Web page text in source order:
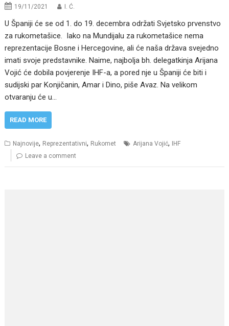
19/11/2021 I. Ć.
U Španiji će se od 1. do 19. decembra održati Svjetsko prvenstvo
za rukometašice. Iako na Mundijalu za rukometašice nema
reprezentacije Bosne i Hercegovine, ali će naša država svejedno
imati svoje predstavnike. Naime, najbolja bh. delegatkinja Arijana
Vojić će dobila povjerenje IHF-a, a pored nje u Španiji će biti i
sudijski par Konjičanin, Amar i Dino, piše Avaz. Na velikom
otvaranju će u…
READ MORE
Najnovije, Reprezentativni, Rukomet Arijana Vojić,
IHF
Leave a comment